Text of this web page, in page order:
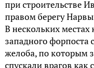
при строительстве
правом берегу
В нескольких местах
западного форпоста
желоба, по которым
спускали врагов